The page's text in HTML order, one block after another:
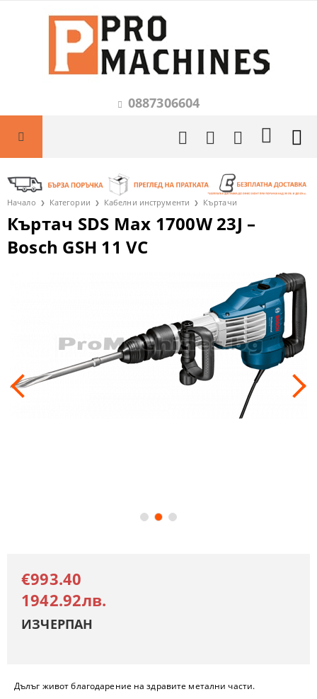
0887306604
Начало Категории Кабелни инструменти Къртачи
Къртач SDS Max 1700W 23J –
Bosch GSH 11 VC
Дълъг живот благодарение на здравите метални части.
€993.40
1942.92лв.
ИЗЧЕРПАН